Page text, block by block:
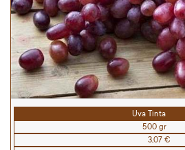
Uva Tinta
500 gr
3,07 €